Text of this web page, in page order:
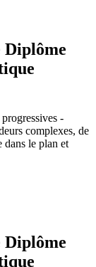
Diplôme
-
complexes, de
dans le plan et
Diplôme